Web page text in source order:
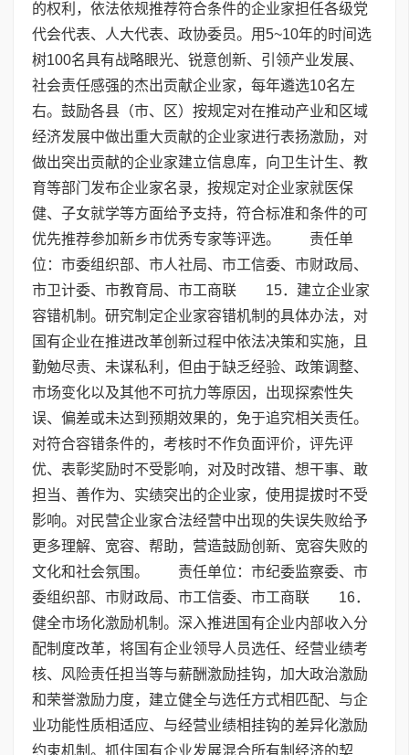
的权利，依法依规推荐符合条件的企业家担任各级党
代会代表、人大代表、政协委员。用5~10年的时间选
树100名具有战略眼光、锐意创新、引领产业发展、
社会责任感强的杰出贡献企业家，每年遴选10名左
右。鼓励各县（市、区）按规定对在推动产业和区域
经济发展中做出重大贡献的企业家进行表扬激励，对
做出突出贡献的企业家建立信息库，向卫生计生、教
育等部门发布企业家名录，按规定对企业家就医保
健、子女就学等方面给予支持，符合标准和条件的可
优先推荐参加新乡市优秀专家等评选。 责任单
位：市委组织部、市人社局、市工信委、市财政局、
市卫计委、市教育局、市工商联 15．建立企业家
容错机制。研究制定企业家容错机制的具体办法，对
国有企业在推进改革创新过程中依法决策和实施，且
勤勉尽责、未谋私利，但由于缺乏经验、政策调整、
市场变化以及其他不可抗力等原因，出现探索性失
误、偏差或未达到预期效果的，免于追究相关责任。
对符合容错条件的，考核时不作负面评价，评先评
优、表彰奖励时不受影响，对及时改错、想干事、敢
担当、善作为、实绩突出的企业家，使用提拔时不受
影响。对民营企业家合法经营中出现的失误失败给予
更多理解、宽容、帮助，营造鼓励创新、宽容失败的
文化和社会氛围。 责任单位：市纪委监察委、市
委组织部、市财政局、市工信委、市工商联 16．
健全市场化激励机制。深入推进国有企业内部收入分
配制度改革，将国有企业领导人员选任、经营业绩考
核、风险责任担当等与薪酬激励挂钩，加大政治激励
和荣誉激励力度，建立健全与选任方式相匹配、与企
业功能性质相适应、与经营业绩相挂钩的差异化激励
约束机制。抓住国有企业发展混合所有制经济的契